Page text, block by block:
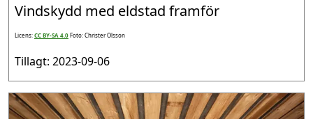
Vindskydd med eldstad framför
Licens:CC BY-SA 4.0Foto: Christer Olsson
Tillagt: 2023-09-06